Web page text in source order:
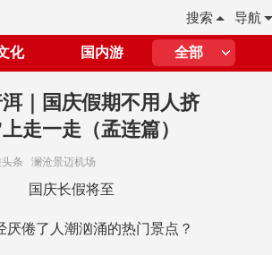
导航
搜索
化 国内游 全部
｜国庆假期不用人挤
走一走（孟连篇）
条 澜沧景迈机场
国庆长假将至
厌倦了人潮汹涌的热门景点？